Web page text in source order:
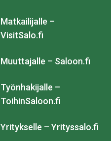
Matkailijalle –
VisitSalo.fi
Muuttajalle – Saloon.fi
Työnhakijalle –
ToihinSaloon.fi
Yritykselle – Yrityssalo.fi